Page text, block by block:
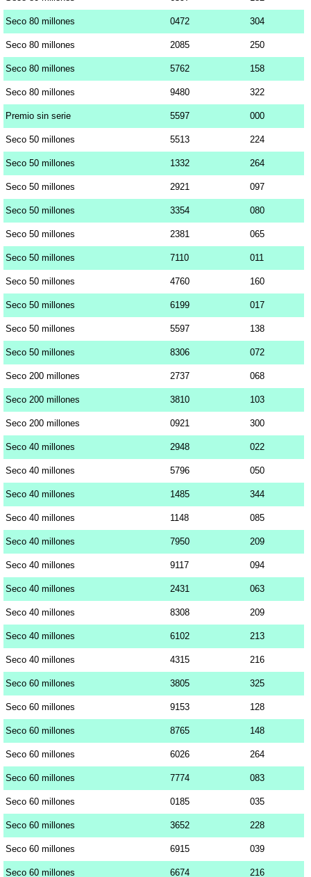
Seco 80 millones 0472 304
Seco 80 millones 2085 250
Seco 80 millones 5762 158
Seco 80 millones 9480 322
Premio sin serie 5597 000
Seco 50 millones 5513 224
Seco 50 millones 1332 264
Seco 50 millones 2921 097
Seco 50 millones 3354 080
Seco 50 millones 2381 065
Seco 50 millones 7110 011
Seco 50 millones 4760 160
Seco 50 millones 6199 017
Seco 50 millones 5597 138
Seco 50 millones 8306 072
Seco 200 millones 2737 068
Seco 200 millones 3810 103
Seco 200 millones 0921 300
Seco 40 millones 2948 022
Seco 40 millones 5796 050
Seco 40 millones 1485 344
Seco 40 millones 1148 085
Seco 40 millones 7950 209
Seco 40 millones 9117 094
Seco 40 millones 2431 063
Seco 40 millones 8308 209
Seco 40 millones 6102 213
Seco 40 millones 4315 216
Seco 60 millones 3805 325
Seco 60 millones 9153 128
Seco 60 millones 8765 148
Seco 60 millones 6026 264
Seco 60 millones 7774 083
Seco 60 millones 0185 035
Seco 60 millones 3652 228
Seco 60 millones 6915 039
Seco 60 millones 6674 216